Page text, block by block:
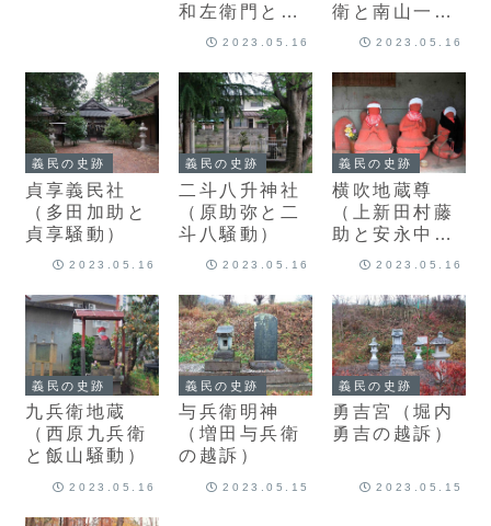
和左衛門と赤
蓑騒動）2023.05.16
衛と南山一
揆）
2023.05.16
義民の史跡
貞享義民社
（多田加助と
貞享騒動）
2023.05.16
義民の史跡
二斗八升神社
（原助弥と二
斗八騒動）
2023.05.16
義民の史跡
横吹地蔵尊
（上新田村藤
助と安永中野
騒動）2023.05.16
義民の史跡
九兵衛地蔵
（西原九兵衛
と飯山騒動）
2023.05.16
義民の史跡
与兵衛明神
（増田与兵衛
の越訴）
2023.05.15
義民の史跡
勇吉宮（堀内
勇吉の越訴）
2023.05.15